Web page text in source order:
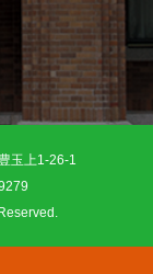
玉上1-26-1